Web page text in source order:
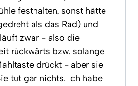
festhalten, sonst hätte
als das Rad) und
zwar - also die
rückwärts bzw. solange
drückt - aber sie
tut gar nichts. Ich habe